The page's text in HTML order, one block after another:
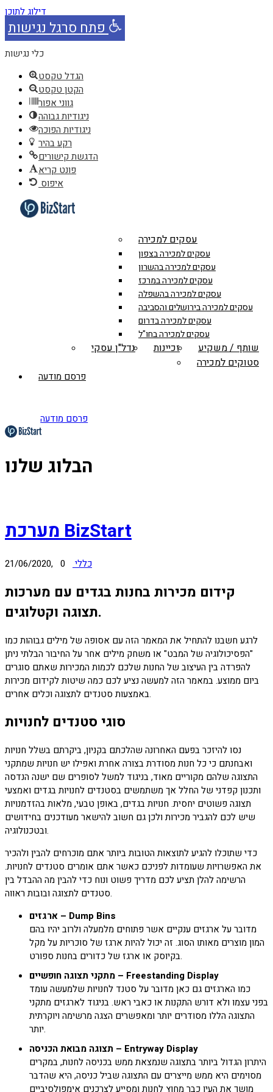
דילוג לתוכן
פתח סרגל נגישות
כלי נגישות
הגדל טקסט
הקטן טקסט
גווני אפור
ניגודיות גבוהה
ניגודיות הפוכה
רקע בהיר
הדגשת קישורים
פונט קריא
איפוס
עסקים למכירה
עסקים למכירה בצפון
עסקים למכירה בהשרון
עסקים למכירה במרכז
עסקים למכירה בהשפלה
עסקים למכירה בירושלים והסביבה
עסקים למכירה בדרום
עסקים למכירה בחו"ל
שותף / משקיע זכיינות
נדל"ן עסקי
סטוקים למכירה
פרסם מודעה
פרסם מודעה
הבלוג שלנו
מערכת BizStart
21/06/2020, כללי 0
קידום מכירות בחנות בגדים עם מערכות
תצוגה וקטלוגים.
לרגע חשבנו להתחיל את המאמר הזה עם אסופה של מילים גבוהות כמו
"הפסיכולוגיה של המבט" או משחק מילים אחר על החיבור הבלתי ניתן
להפרדה בין העיצוב של החנות שלכם לכמות המכירות שאתם סוגרים
ביום ממוצע. במאמר הזה למעשה נציע לכם כמה שיטות לקידום מכירות
באמצעות סטנדים לתצוגה וכלים אחרים.
סוגי סטנדים לחנויות
נסו להיזכר בפעם האחרונה שהלכתם בקניון, ביקרתם בשלל חנויות
ואבחנתם כי כל חנות מסודרת בצורה אחרת ואפילו יש חנויות שמתקני
התצוגה שלהם מקוריים מאוד, בניגוד למשל לסופרים שם ישנה הנדסה
ותכנון קפדני של החלל אך משתמשים בסטנדים לחנויות בגדים ואמצעי
תצוגה פשוטים יחסית. חנויות בגדים, באופן טבעי, מלאות בהזדמנויות
שיש לכם להגביר מכירות ולכן גם חשוב להישאר מעודכנים בחידושים
ובטכנולוגיה.
כדי שתוכלו להגיע לתוצאות הטובות ביותר אתם מוכרחים להבין ולהכיר
את האפשרויות שעומדות לפניכם כאשר אתם אומרים סטנדים לחנויות.
הרשימה להלן תציע לכם מדריך פשוט ונוח כדי להבין מה ההבדל בין
סטנדים לתצוגה ובובות ראווה.
ארגזים – Dump Bins
מדובר על ארגזים ענקיים אשר פתוחים מלמעלה ולרוב יהיו בהם
המון מוצרים מאותו הסוג. זה יכול להיות ארגז של סוכריות על מקל
בקיוסק או ארגז של כדורים בחנות ספורט.
מתקני תצוגה חופשיים – Freestanding Display
כמו הארגזים גם כאן מדובר על סטנד לחנויות שלמעשה עומד
בפני עצמו ולא דורש התקנות או כאבי ראש. בניגוד לארגזים מתקני
התצוגה הללו מסודרים יותר ומאפשרים הצגה מרשימה ויוקרתית
יותר.
תצוגה מבואת הכניסה – Entryway Display
היתרון הגדול ביותר בתצוגה שנמצאת ממש בכניסה לחנות, במקרים
מסוימים היא ממש מייצרים עם התצוגה שביל כניסה, היא שהדבר
מושך את העין כבר מחוץ לחנות ומסייע לצרכנים אימפולסיביים